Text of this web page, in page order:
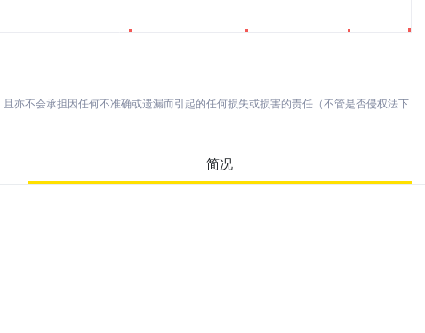
亦不会承担因任何不准确或遗漏而引起的任何损失或损害的责任（不管是否侵权法下
简况